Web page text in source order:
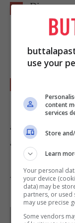
Di nuovo
mettetelo
lievitare
sbattuto e
al posto
albicocche per
Foto daMitch
Paoletta
use your
content
services
Store
Learn
Your personal
your device
data) may be
partners, or used
may use precise
Some vendors